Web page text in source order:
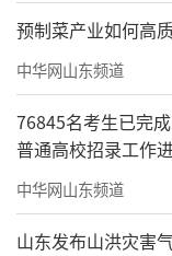
预制菜产业如何高
中华网山东频道
76845名考生已完
普通高校招录工作
中华网山东频道
山东发布山洪灾害